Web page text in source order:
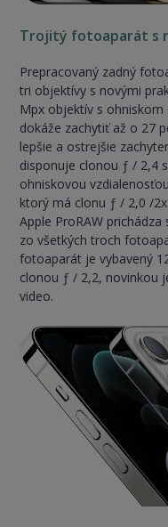
Trojitý fotoaparát s
Prepracovaný zadný
tri objektívy s novými
Mpx objektív s
dokáže zachytiť až o 27
lepšie a ostrejšie
disponuje clonou ƒ / 2,4
ohniskovou
ktorý má clonu ƒ / 2,0 /
Apple ProRAW
zo všetkých troch
fotoaparát je vybavený
clonou ƒ / 2,2, novinkou
video.